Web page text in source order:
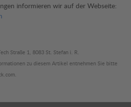
informieren wir auf der Webseite:
Straße 1, 8083 St. Stefan i. R.
zu diesem Artikel entnehmen Sie bitte